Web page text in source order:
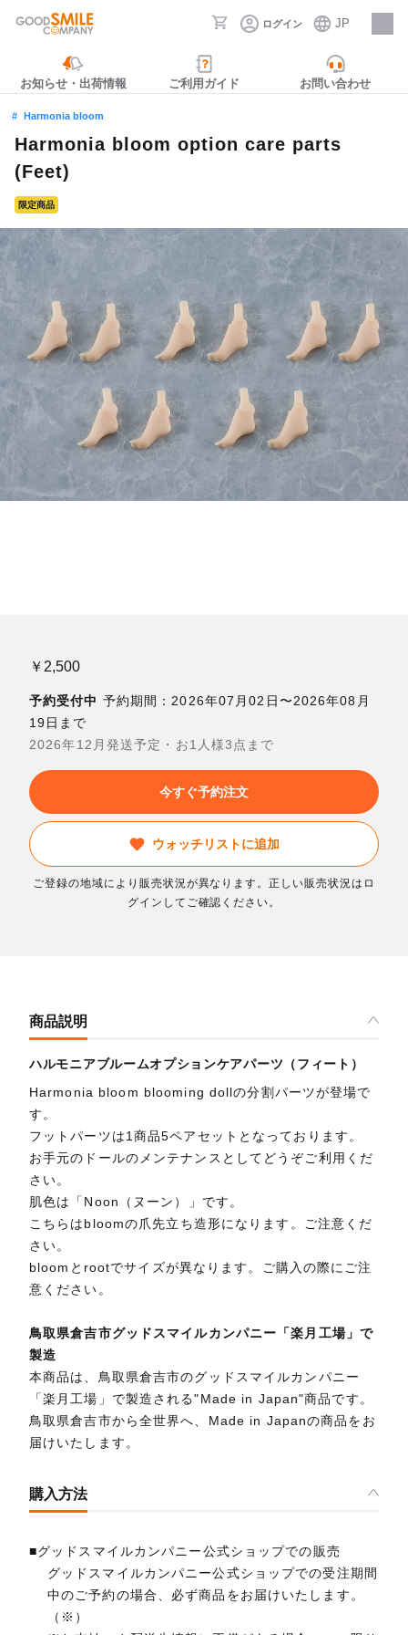
ログイン JP
採用情報
お知らせ・出荷情報 ご利用ガイド お問い合わせ
Harmonia bloom
Harmonia bloom option care parts
(Feet)
限定商品
￥2,500
予約受付中 予約期間：2026年07月02日〜2026年08月
19日まで
2026年12月発送予定・お1人様3点まで
今すぐ予約注文
ウォッチリストに追加
ご登録の地域により販売状況が異なります。正しい販売状況はロ
グインしてご確認ください。
商品説明
ハルモニアブルームオプションケアパーツ（フィート）
Harmonia bloom blooming dollの分割パーツが登場で
す。
フットパーツは1商品5ペアセットとなっております。
お手元のドールのメンテナンスとしてどうぞご利用くだ
さい。
肌色は「Noon（ヌーン）」です。
こちらはbloomの爪先立ち造形になります。ご注意くだ
さい。
bloomとrootでサイズが異なります。ご購入の際にご注
意ください。
鳥取県倉吉市グッドスマイルカンパニー「楽月工場」で
製造
本商品は、鳥取県倉吉市のグッドスマイルカンパニー
「楽月工場」で製造される"Made in Japan"商品です。
鳥取県倉吉市から全世界へ、Made in Japanの商品をお
届けいたします。
購入方法
■グッドスマイルカンパニー公式ショップでの販売
グッドスマイルカンパニー公式ショップでの受注期間
中のご予約の場合、必ず商品をお届けいたします。
（※）